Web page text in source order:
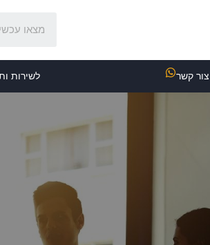
צור קשר לשירות